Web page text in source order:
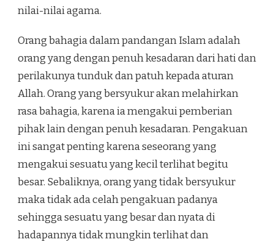
nilai-nilai agama.
Orang bahagia dalam pandangan Islam adalah
orang yang dengan penuh kesadaran dari hati dan
perilakunya tunduk dan patuh kepada aturan
Allah. Orang yang bersyukur akan melahirkan
rasa bahagia, karena ia mengakui pemberian
pihak lain dengan penuh kesadaran. Pengakuan
ini sangat penting karena seseorang yang
mengakui sesuatu yang kecil terlihat begitu
besar. Sebaliknya, orang yang tidak bersyukur
maka tidak ada celah pengakuan padanya
sehingga sesuatu yang besar dan nyata di
hadapannya tidak mungkin terlihat dan